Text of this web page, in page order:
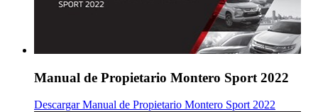
Manual de Propietario Montero Sport 2022
Descargar Manual de Propietario Montero Sport 2022